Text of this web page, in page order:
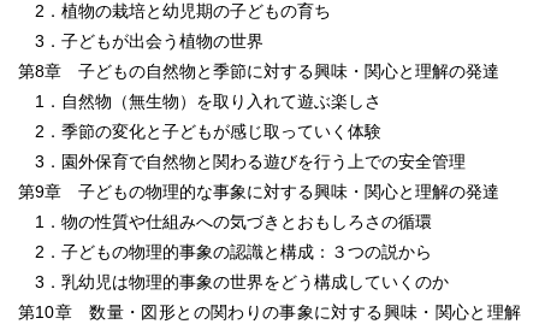
2．植物の栽培と幼児期の子どもの育ち
3．子どもが出会う植物の世界
第8章 子どもの自然物と季節に対する興味・関心と理解の発達
1．自然物（無生物）を取り入れて遊ぶ楽しさ
2．季節の変化と子どもが感じ取っていく体験
3．園外保育で自然物と関わる遊びを行う上での安全管理
第9章 子どもの物理的な事象に対する興味・関心と理解の発達
1．物の性質や仕組みへの気づきとおもしろさの循環
2．子どもの物理的事象の認識と構成：３つの説から
3．乳幼児は物理的事象の世界をどう構成していくのか
第10章 数量・図形との関わりの事象に対する興味・関心と理解